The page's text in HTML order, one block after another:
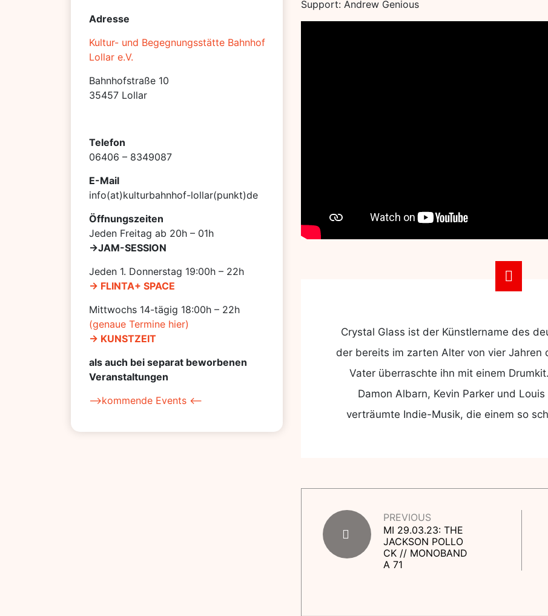
Support: Andrew Genious
Crystal Glass ist der Künstlername des
der bereits im zarten Alter von vier Jahren
Vater überraschte ihn mit einem
Damon Albarn, Kevin Parker und
verträumte Indie-Musik, die einem so
PREVIOUS
MI 29.03.23: THE
JACKSON POLLO
CK // MONOBAND
A 71
Adresse
Kultur- und Begegnungsstätte Bahnhof
Lollar e.V.
Bahnhofstraße 10
35457 Lollar
Telefon
06406 – 8349087
E-Mail
info(at)kulturbahnhof-lollar(punkt)de
Öffnungszeiten
Jeden Freitag ab 20h – 01h
->JAM-SESSION
Jeden 1. Donnerstag 19:00h – 22h
-> FLINTA+ SPACE
Mittwochs 14-tägig 18:00h – 22h
(genaue Termine hier)
-> KUNSTZEIT
als auch bei separat beworbenen
Veranstaltungen
–>kommende Events <–